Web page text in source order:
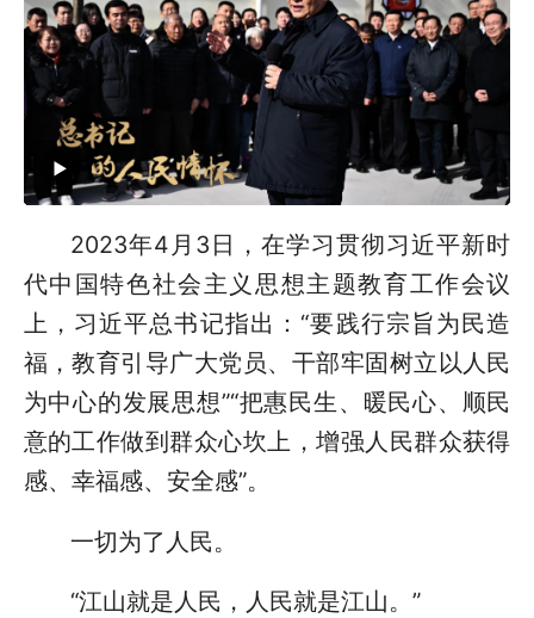
2023年4月3日，在学习贯彻习近平新时
代中国特色社会主义思想主题教育工作会议
上，习近平总书记指出：“要践行宗旨为民造
福，教育引导广大党员、干部牢固树立以人民
为中心的发展思想”“把惠民生、暖民心、顺民
意的工作做到群众心坎上，增强人民群众获得
感、幸福感、安全感”。
一切为了人民。
“江山就是人民，人民就是江山。”